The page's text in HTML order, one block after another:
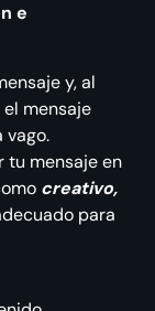
e
y, al
mensaje
vago.
tu mensaje en
creativo,
para